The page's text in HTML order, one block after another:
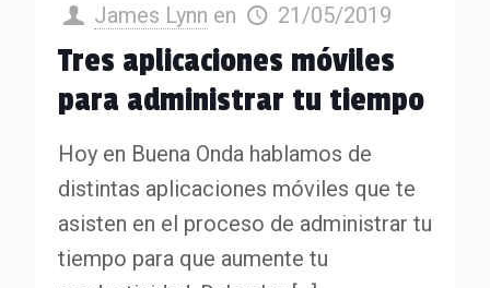
James Lynn en 21/05/2019
Tres aplicaciones móviles
para administrar tu tiempo
Hoy en Buena Onda hablamos de
distintas aplicaciones móviles que te
asisten en el proceso de administrar tu
tiempo para que aumente tu